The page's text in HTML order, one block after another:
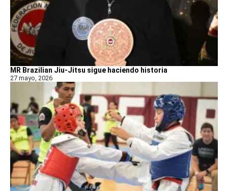
MR Brazilian Jiu-Jitsu sigue haciendo historia
27 mayo, 2026